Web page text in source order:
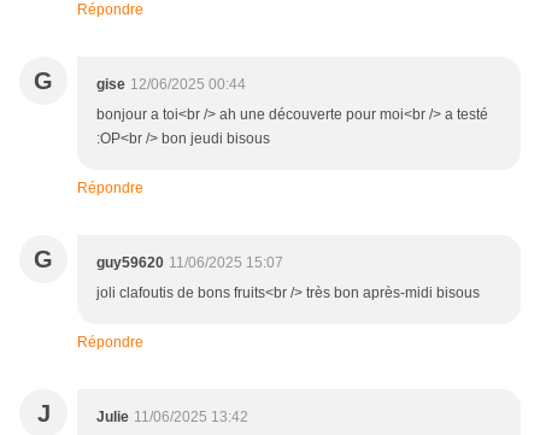
Répondre
G gise 12/06/2025 00:44
bonjour a toi<br /> ah une découverte pour moi<br /> a testé
:OP<br /> bon jeudi bisous
Répondre
G guy59620 11/06/2025 15:07
joli clafoutis de bons fruits<br /> très bon après-midi bisous
Répondre
J Julie 11/06/2025 13:42